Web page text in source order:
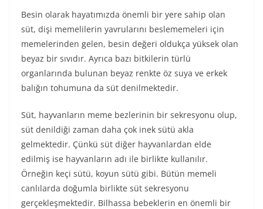
Besin olarak hayatımızda önemli bir yere sahip olan
süt, dişi memelilerin yavrularını beslememeleri için
memelerinden gelen, besin değeri oldukça yüksek olan
beyaz bir sıvıdır. Ayrıca bazı bitkilerin türlü
organlarında bulunan beyaz renkte öz suya ve erkek
balığın tohumuna da süt denilmektedir.
Süt, hayvanların meme bezlerinin bir sekresyonu olup,
süt denildiği zaman daha çok inek sütü akla
gelmektedir. Çünkü süt diğer hayvanlardan elde
edilmiş ise hayvanların adı ile birlikte kullanılır.
Örneğin keçi sütü, koyun sütü gibi. Bütün memeli
canlılarda doğumla birlikte süt sekresyonu
gerçekleşmektedir. Bilhassa bebeklerin en önemli bir